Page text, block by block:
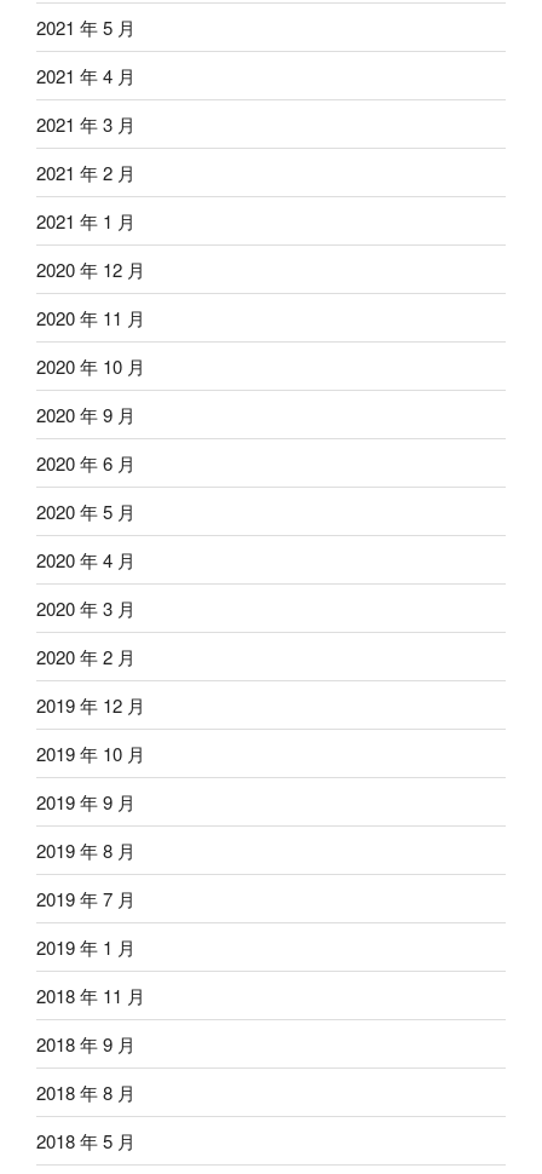
2021 年 5 月
2021 年 4 月
2021 年 3 月
2021 年 2 月
2021 年 1 月
2020 年 12 月
2020 年 11 月
2020 年 10 月
2020 年 9 月
2020 年 6 月
2020 年 5 月
2020 年 4 月
2020 年 3 月
2020 年 2 月
2019 年 12 月
2019 年 10 月
2019 年 9 月
2019 年 8 月
2019 年 7 月
2019 年 1 月
2018 年 11 月
2018 年 9 月
2018 年 8 月
2018 年 5 月